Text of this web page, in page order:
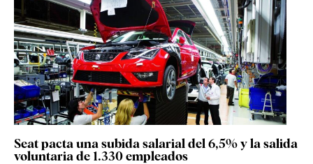
Seat pacta una subida salarial del 6,5% y la salida
voluntaria de 1.330 empleados